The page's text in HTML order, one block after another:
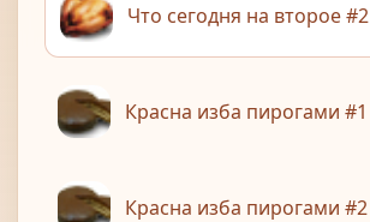
Что сегодня на второе #2
Красна изба пирогами #1
Красна изба пирогами #2